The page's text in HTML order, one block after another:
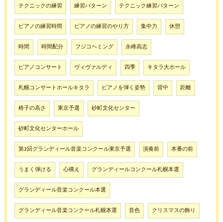
テクニックの練習 練習パターン テクニック練習パターン
ピアノの練習時間 ピアノの練習のやり方 集中力 休憩
時間 時間配分 フジコヘミング 永峰高志
ピアノコンサート ヴィヴァルディ 四季 キタラ大ホール
札幌コンサートホールキタラ ピアノを弾く姿勢 背中 距離
椅子の高さ 東京予選 砂町文化センター
砂町文化センターホール
第2回グランディール音楽コンクール東京予選 演奏前 本番の前
うまく弾ける 心構え グランディールコンクール札幌本選
グランディール音楽コンクール本選
グランディール音楽コンクール札幌本選 音色 クリスマスの飾り